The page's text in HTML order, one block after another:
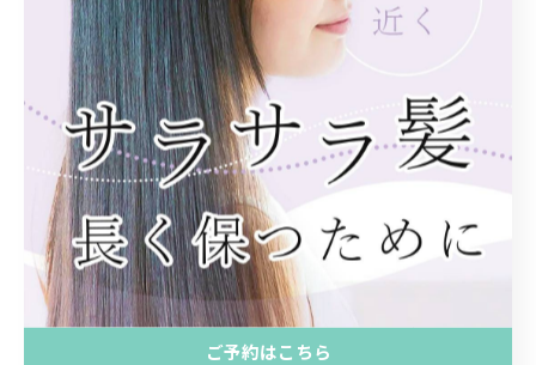
< 前のページ 一覧に戻る 次のページ >
関連タグ
#縮毛矯正 #髪質改善
#トリートメント
#シャンプー
#つるりんちょ
#西梅田
#北新地
#アナゴ #マスオ
#ダメージレス
#ケアブリーチ
ご予約はこちら